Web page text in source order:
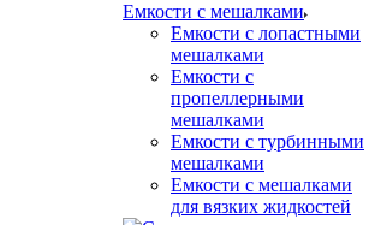
Емкости с мешалками
Емкости с лопастными
мешалками
Емкости с
пропеллерными
мешалками
Емкости с турбинными
мешалками
Емкости с мешалками
для вязких жидкостей